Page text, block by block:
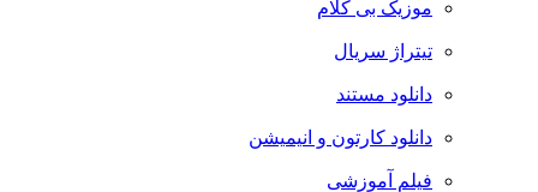
موزیک بی کلام
تیتراژ سریال
دانلود مستند
دانلود کارتون و انیمیشن
فیلم آموزشی